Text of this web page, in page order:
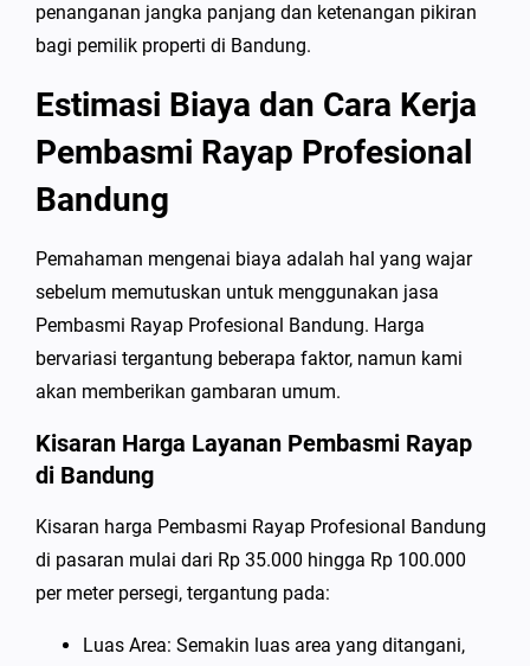
penanganan jangka panjang dan ketenangan pikiran
bagi pemilik properti di Bandung.
Estimasi Biaya dan Cara Kerja
Pembasmi Rayap Profesional
Bandung
Pemahaman mengenai biaya adalah hal yang wajar
sebelum memutuskan untuk menggunakan jasa
Pembasmi Rayap Profesional Bandung. Harga
bervariasi tergantung beberapa faktor, namun kami
akan memberikan gambaran umum.
Kisaran Harga Layanan Pembasmi Rayap
di Bandung
Kisaran harga Pembasmi Rayap Profesional Bandung
di pasaran mulai dari Rp 35.000 hingga Rp 100.000
per meter persegi, tergantung pada:
Luas Area: Semakin luas area yang ditangani,